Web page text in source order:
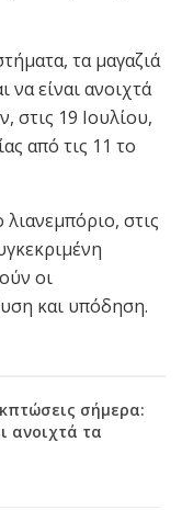
τα μαγαζιά
να είναι ανοιχτά
19 Ιουλίου,
από τις 11 το
στις
οι
και υπόδηση.
σήμερα:
ανοιχτά τα